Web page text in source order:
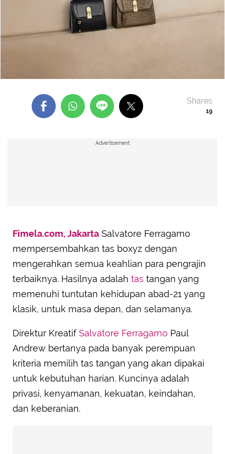
19
Shares
Advertisement
Fimela.com, Jakarta Salvatore Ferragamo
mempersembahkan tas boxyz dengan
mengerahkan semua keahlian para pengrajin
terbaiknya. Hasilnya adalah tas tangan yang
memenuhi tuntutan kehidupan abad-21 yang
klasik, untuk masa depan, dan selamanya.
Direktur KreatifSalvatore Ferragamo Paul
Andrew bertanya pada banyak perempuan
kriteria memilih tas tangan yang akan dipakai
untuk kebutuhan harian. Kuncinya adalah
privasi, kenyamanan, kekuatan, keindahan,
dan keberanian.